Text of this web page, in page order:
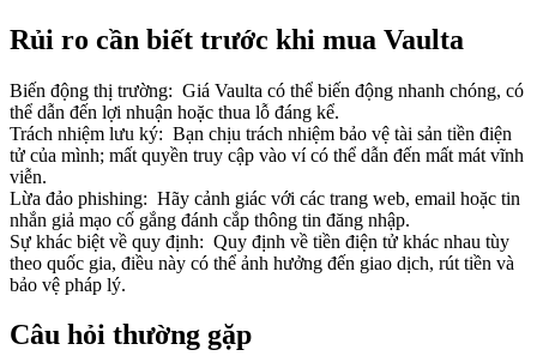
Rủi ro cần biết trước khi mua Vaulta
Biến động thị trường: Giá Vaulta có thể biến động nhanh chóng, có
thể dẫn đến lợi nhuận hoặc thua lỗ đáng kể.
Trách nhiệm lưu ký: Bạn chịu trách nhiệm bảo vệ tài sản tiền điện
tử của mình; mất quyền truy cập vào ví có thể dẫn đến mất mát vĩnh
viễn.
Lừa đảo phishing: Hãy cảnh giác với các trang web, email hoặc tin
nhắn giả mạo cố gắng đánh cắp thông tin đăng nhập.
Sự khác biệt về quy định: Quy định về tiền điện tử khác nhau tùy
theo quốc gia, điều này có thể ảnh hưởng đến giao dịch, rút tiền và
bảo vệ pháp lý.
Câu hỏi thường gặp